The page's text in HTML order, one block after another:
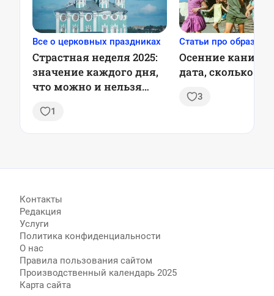
Все о церковных праздниках
Страстная неделя 2025:
значение каждого дня,
что можно и нельзя
1
Статьи про
Осенние
дата, сколько
3
Контакты
Редакция
Услуги
Политика конфиденциальности
О нас
Правила пользования сайтом
Производственный календарь 2025
Карта сайта